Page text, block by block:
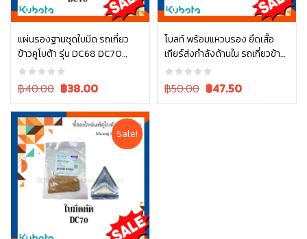
แผ่นรองฐานชุดใบมีด รถเกี่ยว
ข้าวคูโบต้า รุ่น DC68 DC70
DC93 DC95 DC105 5T072-
51450
Original
was:
฿40.00.
฿40.00 Current
is:
฿40.00.
฿38.00
หยิบใส่ตะกร้า
โบลท์ พร้อมแหวนรอง ยึดเสื้อ
เกียร์ส่งกำลังด้านใน รถเกี่ยวข้าว
คูโบต้า รุ่น DC70 5t078-16513,
04512-50140
Original
฿50.00 Current
฿47.50
หยิบใส่ตะกร้า
Sale!